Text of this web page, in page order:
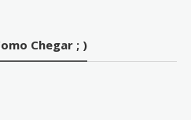
Chegar ; )